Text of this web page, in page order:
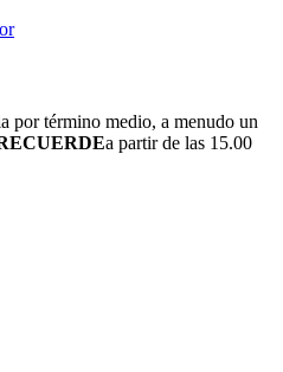
por término medio, a menudo un
a partir de las 15.00